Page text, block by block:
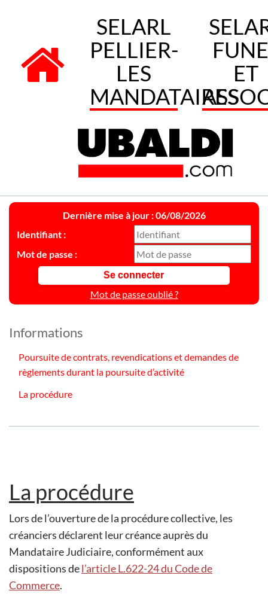
SELARL
PELLIER-
LES
MANDATAIRES
ET
Dernière mise à jour : 06/08/2026
Identifiant :
Mot de passe :
Mot de passe oublié ?
Informations
Poursuite de contrats, revendications et demandes de
règlements durant la poursuite d’activité
La procédure
La procédure
Lors de l’ouverture de la procédure collective, les
créanciers déclarent leur créance auprès du
Mandataire Judiciaire, conformément aux
dispositions del’article L.622-24 du Code de
Commerce.